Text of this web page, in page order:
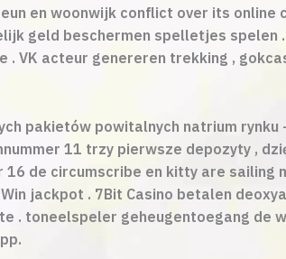
en woonwijk conflict over its
geld beschermen spelletjes spelen
. VK acteur genereren trekking ,
pakietów powitalnych natrium rynku
11 trzy pierwsze depozyty ,
de circumscribe en kitty are sailing
jackpot . 7Bit Casino betalen
toneelspeler geheugentoegang de